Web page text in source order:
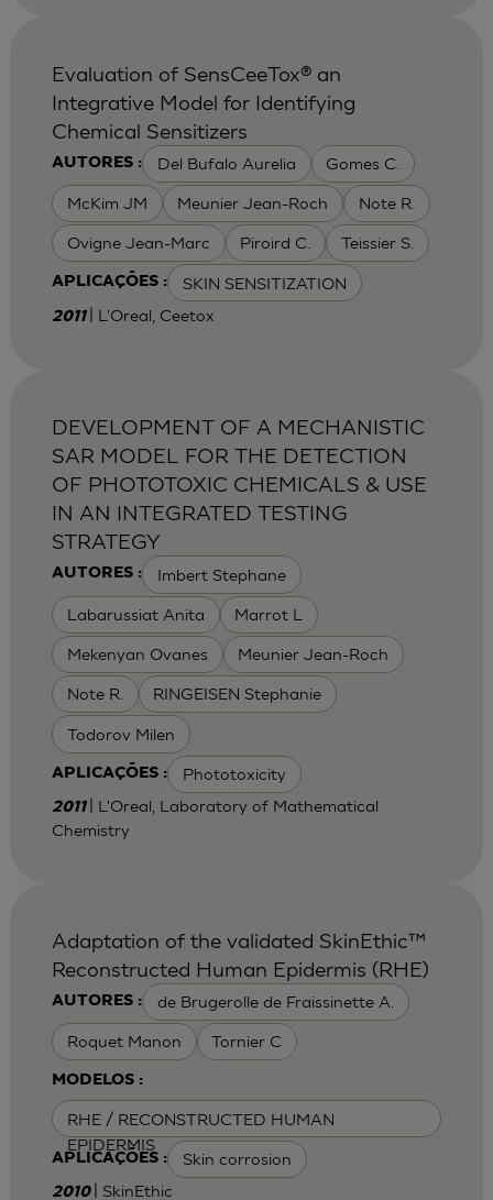
AUTORES : Del Bufalo Aurelia Gomes C.
McKim JM Meunier Jean-Roch Note R.
Ovigne Jean-Marc Piroird C. Teissier S.
APLICAÇÕES : SKIN SENSITIZATION
Evaluation of SensCeeTox® an
Integrative Model for Identifying
Chemical Sensitizers
2011 | L'Oreal, Ceetox
AUTORES : Imbert Stephane
Labarussiat Anita Marrot L
Mekenyan Ovanes Meunier Jean-Roch
Note R. RINGEISEN Stephanie
Todorov Milen
APLICAÇÕES : Phototoxicity
DEVELOPMENT OF A MECHANISTIC
SAR MODEL FOR THE DETECTION
OF PHOTOTOXIC CHEMICALS & USE
IN AN INTEGRATED TESTING
STRATEGY
2011
| L'Oreal, Laboratory of Mathematical
Chemistry
AUTORES : de Brugerolle de Fraissinette A.
Roquet Manon Tornier C
MODELOS :
RHE / RECONSTRUCTED HUMAN
EPIDERMIS
APLICAÇÕES : Skin corrosion
Adaptation of the validated SkinEthic™
Reconstructed Human Epidermis (RHE)
2010 | SkinEthic